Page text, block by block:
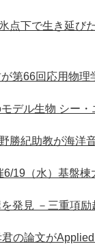
点下で生き延
第66回応用物
デル生物 シー
勝紀助教が海洋
19（水）基盤棟
発見 －三重項
の論文が